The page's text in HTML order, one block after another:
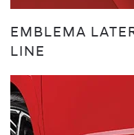
EMBLEMA
LINE